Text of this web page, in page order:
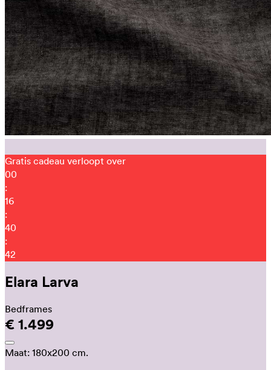
Gratis cadeau verloopt over
00
:
16
:
40
:
31
Elara Larva
Bedframes
€ 1.499
Maat: 180x200 cm.